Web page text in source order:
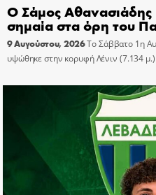
Ο Σάμος Αθανασιάδης
σημαία στα όρη του
9 Αυγούστου, 2026Το Σάββατο 1η
υψώθηκε στην κορυφή Λένιν (7.134